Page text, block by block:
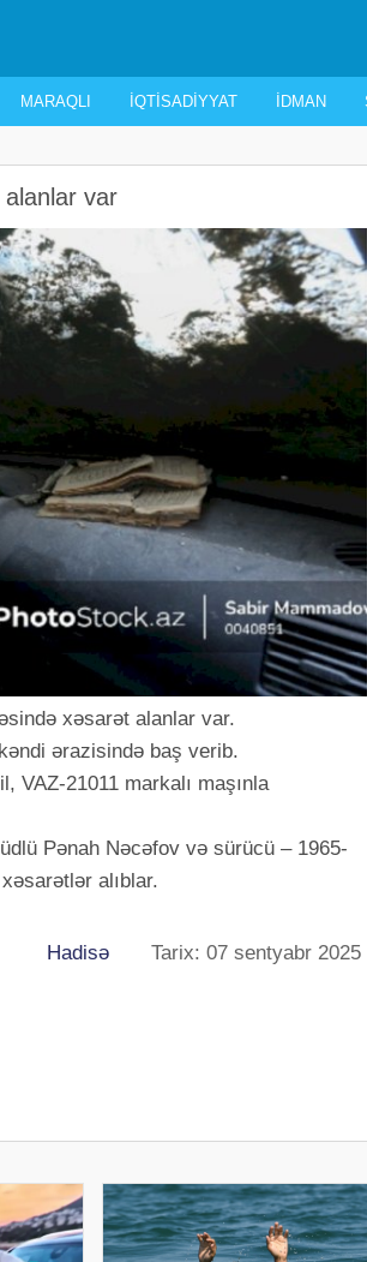
MARAQLI İQTISADIYYAT İDMAN
var
xəsarət alanlar var.
ərazisində baş verib.
VAZ-21011 markalı maşınla
Pənah Nəcəfov və sürücü – 1965-
alıblar.
Hadisə Tarix: 07 sentyabr 2025